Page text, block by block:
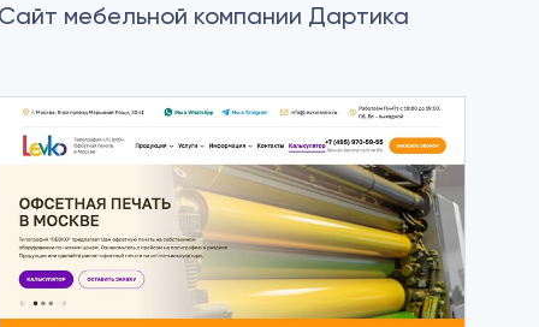
Сайт мебельной компании Дартика